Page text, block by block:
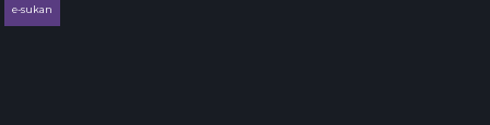
e-sukan